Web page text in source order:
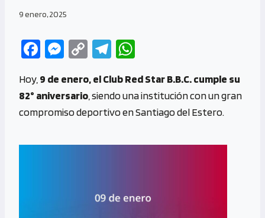
9 enero, 2025
Fa
b
o
k
M
se
n
er
C
py
Li
n
k
Te
gr
a
at
s
p
Hoy, 9 de enero, el Club Red Star B.B.C. cumple su
82° aniversario , siendo una institución con un gran
compromiso deportivo en Santiago del Estero.